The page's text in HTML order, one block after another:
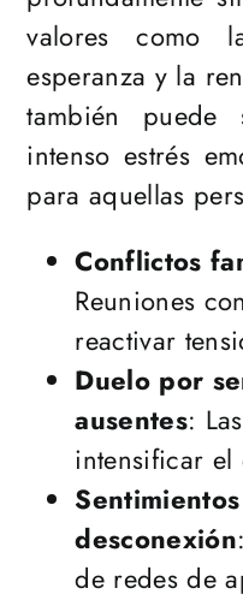
valores como
esperanza y la
también
intenso estrés
para aquellas
Conflictos
Reuniones
reactivar
Duelo por
ausentes:
intensificar
desconexión
de redes de